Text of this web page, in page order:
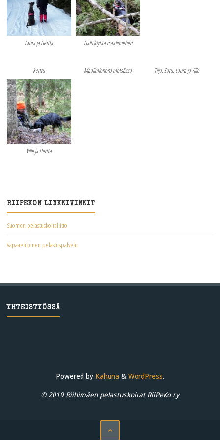
Laura ja Hertta Halti löytää maalimiehen
Kerttu Maalimiehenä metsässä Tiija, Satu, Laura ja Ville
Ville ja Hertta
RIIPEKON LINKKIVINKIT
Suomen pelastuskoiraliitto
Vapaaehtoinen pelastuspalvelu
YHTEISTYÖSSÄ
Powered by Kahuna & WordPress.
© 2019 Riihimäen pelastuskoirat RiiPeKo ry